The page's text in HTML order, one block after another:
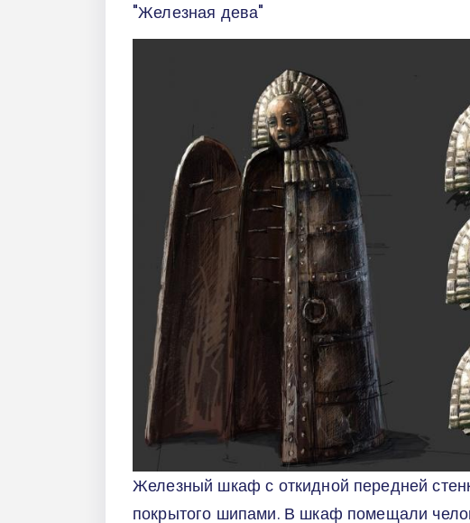
"Железная дева"
Железный шкаф с откидной передней
покрытого шипами. В шкаф помещали